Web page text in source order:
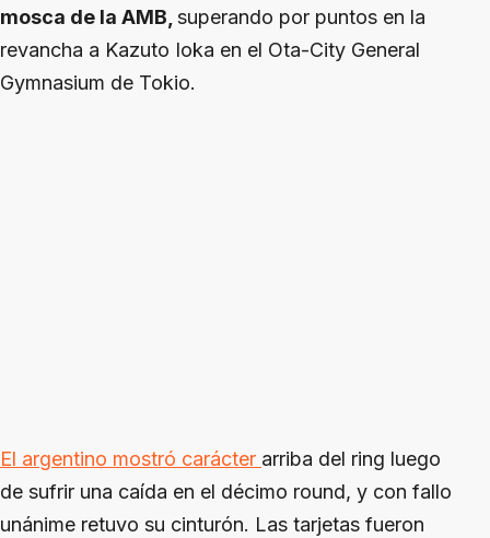
mosca de la AMB,superando por puntos en la
revancha a Kazuto Ioka en el Ota-City General
Gymnasium de Tokio.
El argentino mostró carácter arriba del ring luego
de sufrir una caída en el décimo round, y con fallo
unánime retuvo su cinturón. Las tarjetas fueron